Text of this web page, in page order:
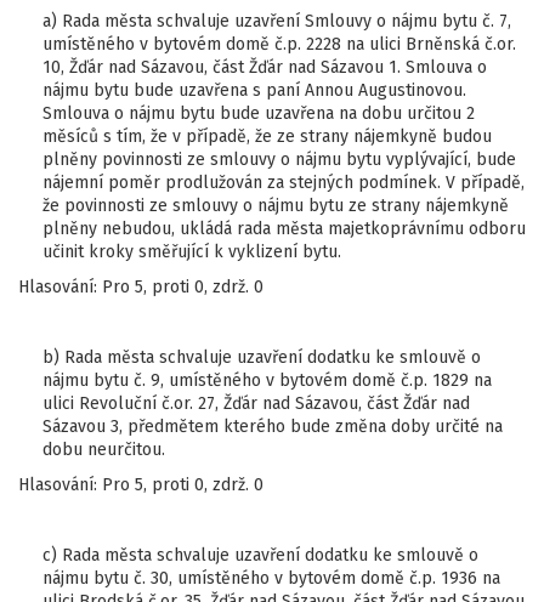
a) Rada města schvaluje uzavření Smlouvy o nájmu bytu č. 7,
umístěného v bytovém domě č.p. 2228 na ulici Brněnská č.or.
10, Žďár nad Sázavou, část Žďár nad Sázavou 1. Smlouva o
nájmu bytu bude uzavřena s paní Annou Augustinovou.
Smlouva o nájmu bytu bude uzavřena na dobu určitou 2
měsíců s tím, že v případě, že ze strany nájemkyně budou
plněny povinnosti ze smlouvy o nájmu bytu vyplývající, bude
nájemní poměr prodlužován za stejných podmínek. V případě,
že povinnosti ze smlouvy o nájmu bytu ze strany nájemkyně
plněny nebudou, ukládá rada města majetkoprávnímu odboru
učinit kroky směřující k vyklizení bytu.
Hlasování: Pro 5, proti 0, zdrž. 0
b) Rada města schvaluje uzavření dodatku ke smlouvě o
nájmu bytu č. 9, umístěného v bytovém domě č.p. 1829 na
ulici Revoluční č.or. 27, Žďár nad Sázavou, část Žďár nad
Sázavou 3, předmětem kterého bude změna doby určité na
dobu neurčitou.
Hlasování: Pro 5, proti 0, zdrž. 0
c) Rada města schvaluje uzavření dodatku ke smlouvě o
nájmu bytu č. 30, umístěného v bytovém domě č.p. 1936 na